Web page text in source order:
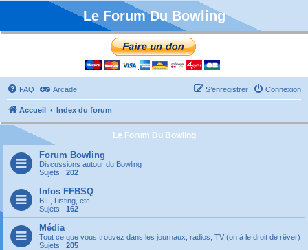
Le Forum Du Bowling
FAQ Arcade Connexion
S’enregistrer
Accueil Index du forum
Le Forum Du Bowling
Forum Bowling
Discussions autour du Bowling
Sujets : 202
Infos FFBSQ
BIF, Listing, etc.
Sujets : 162
Média
Tout ce que vous trouvez dans les journaux, radios, TV (on à le droit de rêver)
Sujets : 205